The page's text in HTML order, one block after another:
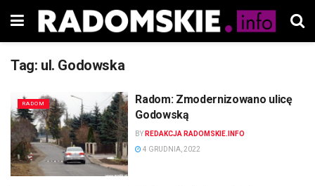
Tag: ul. Godowska
RADOM
Radom: Zmodernizowano ulicę
Godowską
BY REDAKCJA RADOMSKIE.INFO
4 GRUDNIA, 2022